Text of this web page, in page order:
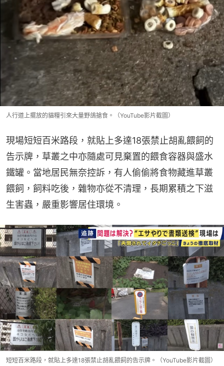
人行道上擺放的貓糧引來大量野鴿搶食。（YouTube影片截圖）
現場短短百米路段，就貼上多達18張禁止胡亂餵飼的
告示牌，草叢之中亦隨處可見棄置的餵食容器與盛水
鐵罐。當地居民無奈控訴，有人偷偷將食物藏進草叢
餵飼，飼料吃後，雜物亦從不清理，長期累積之下滋
生害蟲，嚴重影響居住環境。
短短百米路段，就貼上多達18張禁止胡亂餵飼的告示牌。（YouTube影片截圖）